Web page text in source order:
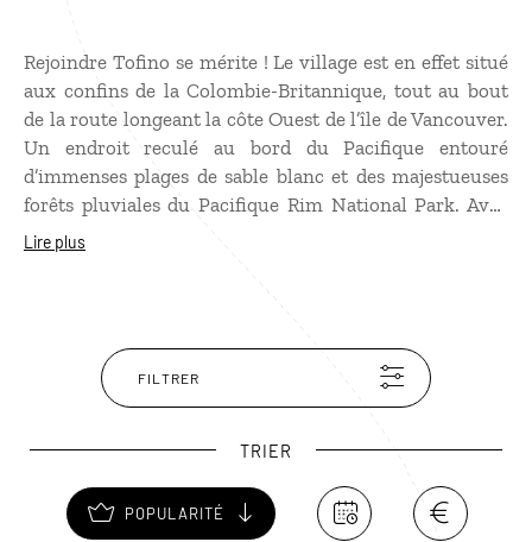
Rejoindre Tofino se mérite ! Le village est en effet situé
aux confins de la Colombie-Britannique, tout au bout
de la route longeant la côte Ouest de l’île de Vancouver.
Un endroit reculé au bord du Pacifique entouré
d’immenses plages de sable blanc et des majestueuses
forêts pluviales du Pacifique Rim National Park. Avec
ses maisons en bois typiques, Tofino se fond
kayak, pêche, plongée sous-marine. C’est également
l’endroit idéal pour partir à la rencontre des baleines
grises, des orques, des lions de mer et des ours noirs !
Lire plus
FILTRER
TRIER
POPULARITÉ